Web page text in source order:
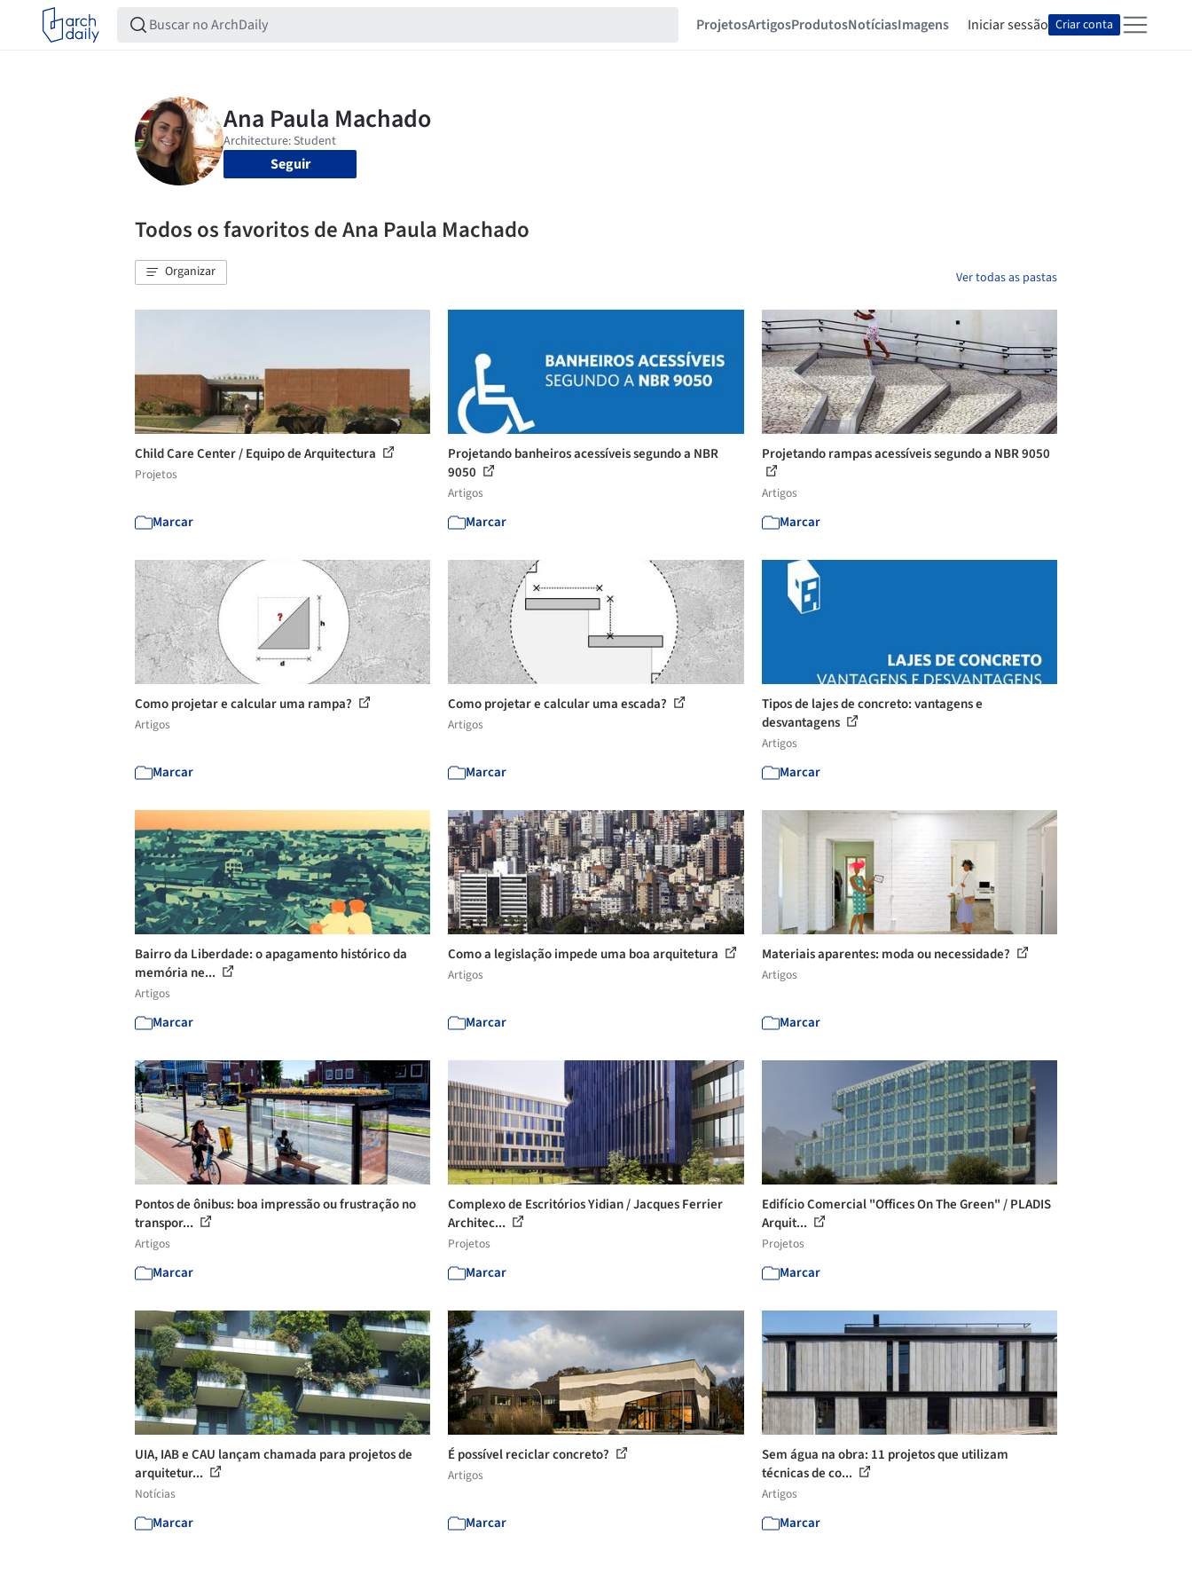
ProjetosArtigosProdutosNotíciasImagens Iniciar sessão Criar conta
Seguir
Todos os favoritos de Ana Paula Machado
Organizar Ver todas as pastas
Child Care Center / Equipo de Arquitectura
Projetos
Marcar
Projetando banheiros acessíveis segundo a NBR
9050
Artigos
Marcar
Projetando rampas acessíveis segundo a NBR 9050
Artigos
Marcar
Como projetar e calcular uma rampa?
Artigos
Marcar
Como projetar e calcular uma escada?
Artigos
Marcar
Tipos de lajes de concreto: vantagens e
desvantagens
Artigos
Marcar
Bairro da Liberdade: o apagamento histórico da
memória ne...
Artigos
Marcar
Como a legislação impede uma boa arquitetura
Artigos
Marcar
Materiais aparentes: moda ou necessidade?
Artigos
Marcar
Pontos de ônibus: boa impressão ou frustração no
transpor...
Artigos
Marcar
Complexo de Escritórios Yidian / Jacques Ferrier
Architec...
Projetos
Marcar
Edifício Comercial "Offices On The Green" / PLADIS
Arquit...
Projetos
Marcar
UIA, IAB e CAU lançam chamada para projetos de
arquitetur...
Notícias
Marcar
É possível reciclar concreto?
Artigos
Marcar
Sem água na obra: 11 projetos que utilizam
técnicas de co...
Artigos
Marcar